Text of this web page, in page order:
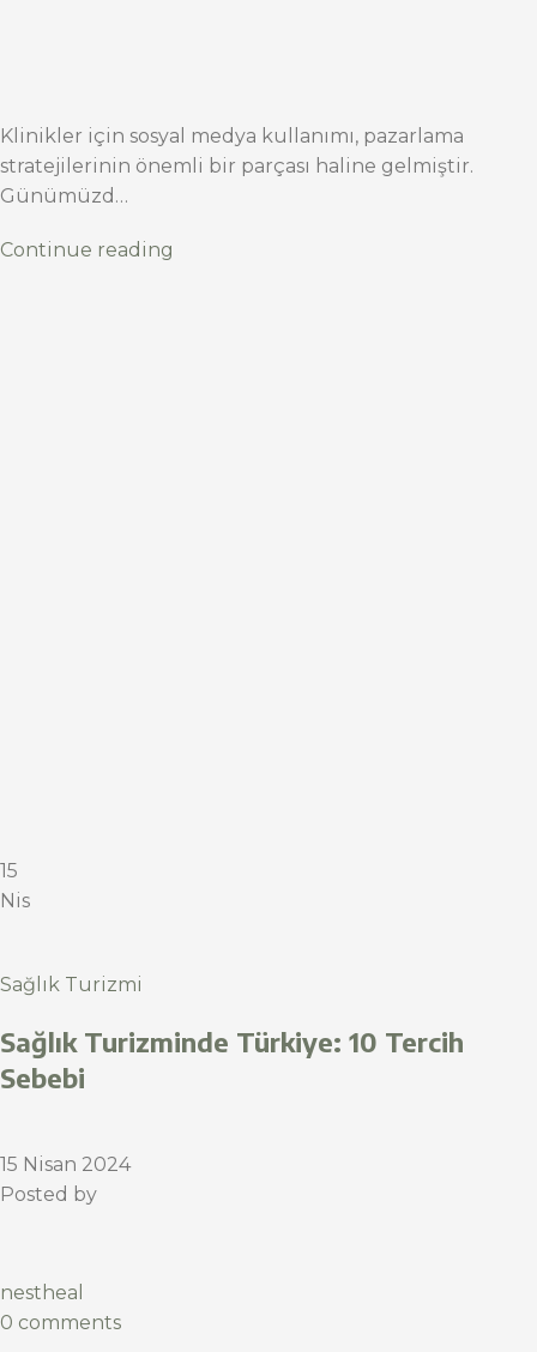
Klinikler için sosyal medya kullanımı, pazarlama
stratejilerinin önemli bir parçası haline gelmiştir.
Günümüzd…
Continue reading
15
Nis
Sağlık Turizmi
Sağlık Turizminde Türkiye: 10 Tercih
Sebebi
15 Nisan 2024
Posted by
nestheal
0 comments